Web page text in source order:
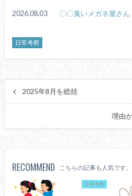
2026.08.03 〇〇臭いメガネ屋さん
日常考察
2025年8月を総括
理由
RECOMMEND こちらの記事も人気です。
日常考察